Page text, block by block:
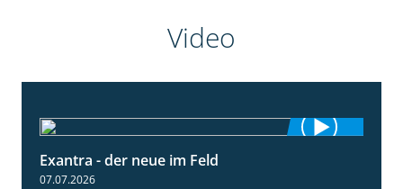
Video
Exantra - der neue im Feld
07.07.2026